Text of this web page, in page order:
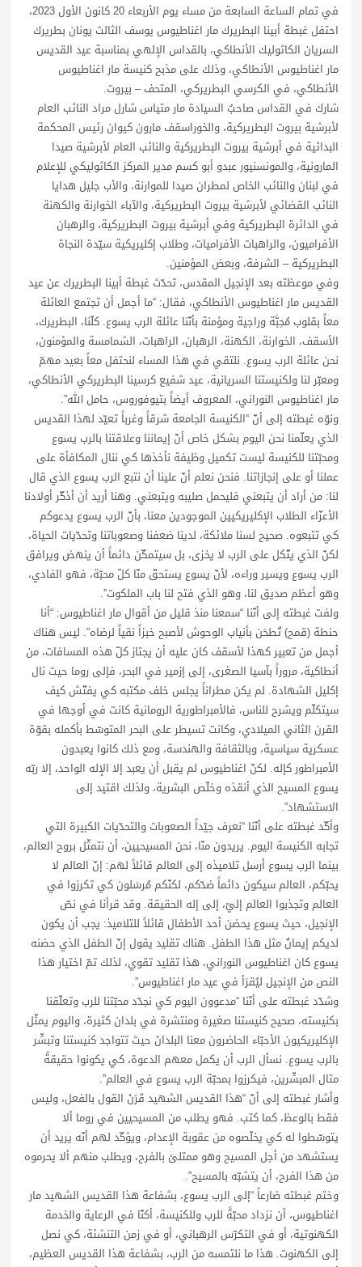
في تمام الساعة السابعة من مساء يوم الأربعاء 20 كانون الأول 2023،
احتفل غبطة أبينا البطريرك مار اغناطيوس يوسف الثالث يونان بطريرك
السريان الكاثوليك الأنطاكي، بالقداس الإلهي بمناسبة عيد القديس
مار اغناطيوس الأنطاكي، وذلك على مذبح كنيسة مار اغناطيوس
الأنطاكي، في الكرسي البطريركي، المتحف – بيروت.
شارك في القداس صاحبُ السيادة مار متياس شارل مراد النائب العام
لأبرشية بيروت البطريركية، والخوراسقف مارون كيوان رئيس المحكمة
البدائية في أبرشية بيروت البطريركية والنائب العام لأبرشية صيدا
المارونية، والمونسنيور عبدو أبو كسم مدير المركز الكاثوليكي للإعلام
في لبنان والنائب الخاص لمطران صيدا للموارنة، والأب جليل هدايا
النائب القضائي لأبرشية بيروت البطريركية، والآباء الخوارنة والكهنة
في الدائرة البطريركية وفي أبرشية بيروت البطريركية، والرهبان
الأفراميون، والراهبات الأفراميات، وطلاب إكليريكية سيّدة النجاة
البطريركية – الشرفة، وبعض المؤمنين.
وفي موعظته بعد الإنجيل المقدس، تحدّث غبطة أبينا البطريرك عن عيد
القديس مار اغناطيوس الأنطاكي، فقال: “ما أجمل أن تجتمع العائلة
معاً بقلوب مُحِبَّة وراجية ومؤمنة بأنّنا عائلة الرب يسوع. كلّنا، البطريرك،
الأسقف، الخوارنة، الكهنة، الرهبان، الراهبات، الشمامسة والمؤمنون،
نحن عائلة الرب يسوع. نلتقي في هذا المساء لنحتفل معاً بعيد مهمّ
ومعبّر لنا ولكنيستنا السريانية، عيد شفيع كرسينا البطريركي الأنطاكي،
مار اغناطيوس النوراني، المعروف أيضاً بتيوفوروس، حامل الله”.
ونوّه غبطته إلى أنّ “الكنيسة الجامعة شرقاً وغرباً تعيّد لهذا القديس
الذي يعلّمنا نحن اليوم بشكل خاص أنّ إيماننا وعلاقتنا بالرب يسوع
ومحبّتنا للكنيسة ليست تكميل وظيفة نأخذها كي ننال المكافأة على
عملنا أو على إنجازاتنا. فنحن نعلم أنّ علينا أن نتبع الرب يسوع الذي قال
لنا: من أراد أن يتبعني فليحمل صليبه ويتبعني. وهنا أريد أن أذكّر أولادنا
الأعزّاء الطلاب الإكليريكيين الموجودين معنا، بأنّ الرب يسوع يدعوكم
كي تتبعوه. صحيح لسنا ملائكة، لدينا ضعفنا وصعوباتنا وتحدّيات الحياة،
لكنّ الذي يتّكل على الرب لا يخزى، بل سيتمكّن دائماً أن ينهض ويرافق
الرب يسوع ويسير وراءه، لأنّ يسوع يستحقّ منّا كلّ محبّة، فهو الفادي،
وهو أعظم صديق لنا، وهو الذي فتح لنا باب الملكوت”.
ولفت غبطته إلى أنّنا “سمعنا منذ قليل من أقوال مار اغناطيوس: “أنا
حنطة (قمح) تُطحَن بأنياب الوحوش لأصبح خبزاً نقياً لرضاه”. ليس هناك
أجمل من تعبير كهذا لأسقف كان عليه أن يجتاز كلّ هذه المسافات، من
أنطاكية، مروراً بآسيا الصغرى، إلى إزمير في البحر، فإلى روما حيث نال
إكليل الشهادة. لم يكن مطراناً يجلس خلف مكتبه كي يفتّش كيف
سيتكلّم ويشرح للناس، فالأمبراطورية الرومانية كانت في أوجها في
القرن الثاني الميلادي، وكانت تسيطر على البحر المتوسّط بأكمله بقوّة
عسكرية سياسية، وبالثقافة والهندسة، ومع ذلك كانوا يعبدون
الأمبراطور كإله. لكنّ اغناطيوس لم يقبل أن يعبد إلا الإله الواحد، إلا ربّه
يسوع المسيح الذي أنقذه وخلّص البشرية، ولذلك اقتيد إلى
الاستشهاد”.
وأكّد غبطته على أنّنا “نعرف جيّداً الصعوبات والتحدّيات الكبيرة التي
تجابه الكنيسة اليوم. يريدون منّا، نحن المسيحيين، أن نتمثّل بروح العالم،
بينما الرب يسوع أرسل تلاميذه إلى العالم قائلاً لهم: إنّ العالم لا
يحبّكم، العالم سيكون دائماً ضدّكم، لكنّكم مُرسَلون كي تكرزوا في
العالم وتجذبوا العالم إليّ، إلى إله الحقيقة. وقد قرأنا في نصّ
الإنجيل، حيث يسوع يحضن أحد الأطفال قائلاً للتلاميذ: يجب أن يكون
لديكم إيمانٌ مثل هذا الطفل. هناك تقليد يقول إنّ الطفل الذي حضنه
يسوع كان اغناطيوس النوراني، هذا تقليد تقوي، لذلك تمّ اختيار هذا
النص من الإنجيل ليُقرَأ في عيد مار اغناطيوس”.
وشدّد غبطته على أنّنا “مدعوون اليوم كي نجدّد محبّتنا للرب وتعلّقنا
بكنيسته، صحيح كنيستنا صغيرة ومنتشرة في بلدان كثيرة، واليوم يمثّل
الإكليريكيون الأحبّاء الحاضرون معنا البلدانَ حيث تتواجد كنيستنا وتبشّر
بالرب يسوع. نسأل الرب أن يكمل معهم الدعوة، كي يكونوا حقيقةً
مثال المبشّرين، فيكرزوا بمحبّة الرب يسوع في العالم”.
وأشار غبطته إلى أنّ “هذا القديس الشهيد قَرَنَ القول بالفعل، وليس
فقط بالوعظ، كما كتب. فهو يطلب من المسيحيين في روما ألا
يتوسّطوا له كي يخلّصوه من عقوبة الإعدام، ويؤكّد لهم أنّه يريد أن
يستشهد من أجل المسيح وهو ممتلئ بالفرح، ويطلب منهم ألا يحرموه
من هذا الفرح، أن يتشبّه بالمسيح”.
وختم غبطته ضارعاً “إلى الرب يسوع، بشفاعة هذا القديس الشهيد مار
اغناطيوس، أن نزداد محبّةً للرب وللكنيسة، أكنّا في الرعاية والخدمة
الكهنوتية، أو في التكرّس الرهباني، أو في زمن التنشئة، كي نصل
إلى الكهنوت. هذا ما نلتمسه من الرب، بشفاعة هذا القديس العظيم،